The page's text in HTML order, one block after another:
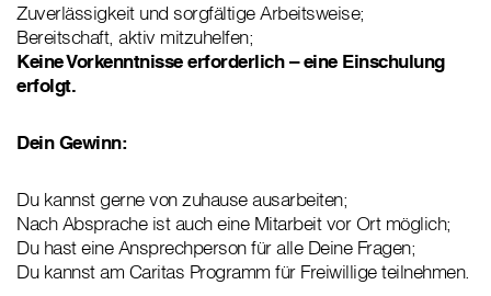
Zuverlässigkeit und sorgfältige Arbeitsweise;
Bereitschaft, aktiv mitzuhelfen;
Keine Vorkenntnisse erforderlich – eine Einschulung
erfolgt.
Dein Gewinn:
Du kannst gerne von zuhause ausarbeiten;
Nach Absprache ist auch eine Mitarbeit vor Ort möglich;
Du hast eine Ansprechperson für alle Deine Fragen;
Du kannst am Caritas Programm für Freiwillige teilnehmen.